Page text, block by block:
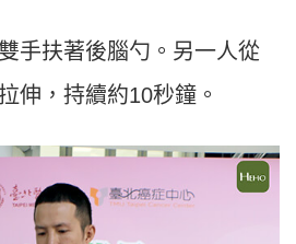
手扶著後腦勺。另一人從
伸，持續約10秒鐘。